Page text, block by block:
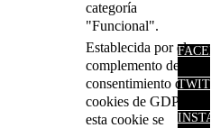
categoría
"Funcional".
Establecida por el
complemento de
consentimiento de
cookies de GDPR,
esta cookie se